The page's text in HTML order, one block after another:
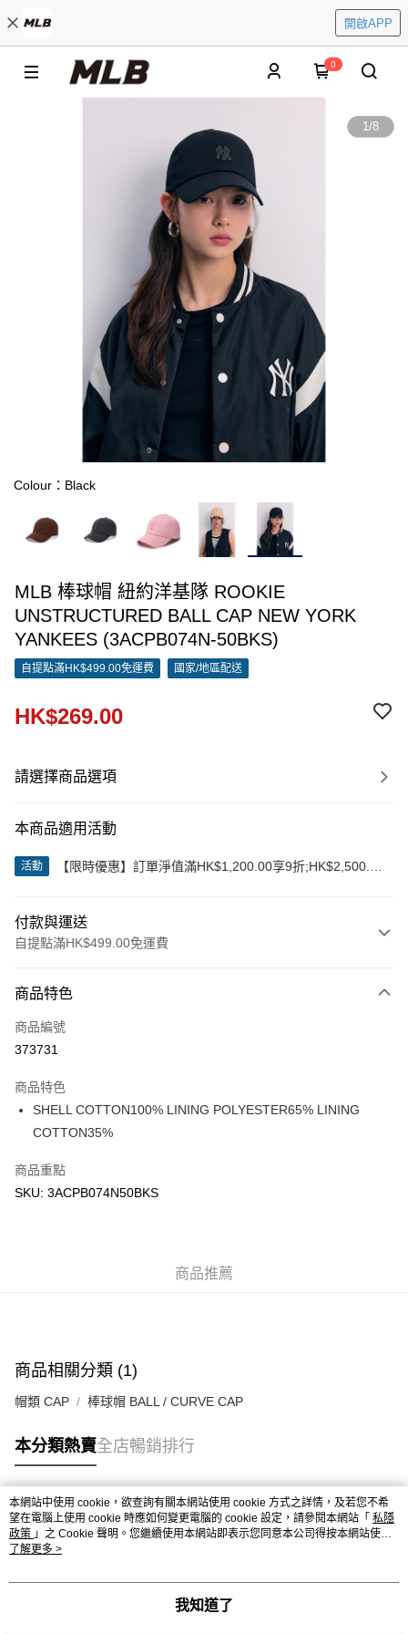
開啟APP
0
1/8
Colour：Black
MLB 棒球帽 紐約洋基隊 ROOKIE
UNSTRUCTURED BALL CAP NEW YORK
YANKEES (3ACPB074N-50BKS)
自提點滿HK$499.00免運費 國家/地區配送
HK$269.00
請選擇商品選項
本商品適用活動
活動
【限時優惠】訂單淨值滿HK$1,200.00享9折;HK$2,500.00
付款與運送
自提點滿HK$499.00免運費
信用卡
Apple Pay
AlipayHK
WeChat Pay
商品特色
商品編號
373731
商品特色
SHELL COTTON100% LINING POLYESTER65% LINING
COTTON35%
商品重點
SKU: 3ACPB074N50BKS
商品推薦
商品相關分類 (1)
帽類 CAP 棒球帽 BALL / CURVE CAP
本分類熱賣全店暢銷排行
熱門標籤
熱銷排行
本網站中使用 cookie，欲查詢有關本網站使用 cookie 方式之詳情，及若您不希
望在電腦上使用 cookie 時應如何變更電腦的 cookie 設定，請參閱本網站「 私隱
政策 」之 Cookie 聲明。您繼續使用本網站即表示您同意本公司得按本網站使用
條款之 Cookie 聲明使用 cookie。
了解更多 >
我知道了